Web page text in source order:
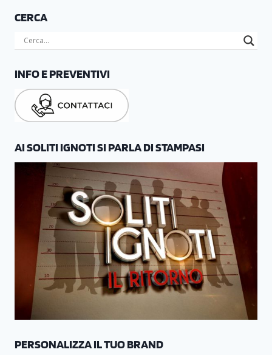
CERCA
INFO E PREVENTIVI
AI SOLITI IGNOTI SI PARLA DI STAMPASI
PERSONALIZZA IL TUO BRAND